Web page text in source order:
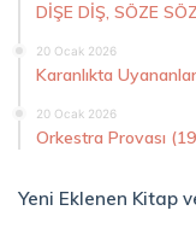
DİŞE DİŞ, SÖZE SÖZ
20 Ocak 2026
Karanlıkta Uyananlar
20 Ocak 2026
Orkestra Provası
Yeni Eklenen Kitap